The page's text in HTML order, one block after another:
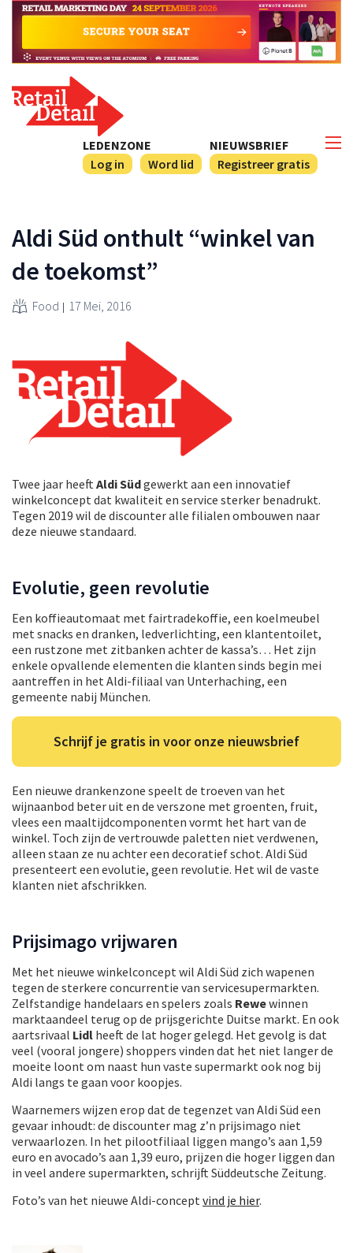
NIEUWSBRIEF
Registreer gratis
LEDENZONE
Log in
Word lid
Aldi Süd onthult “winkel van
de toekomst”
Food 17 Mei, 2016
Twee jaar heeft Aldi Südgewerkt aan een innovatief
winkelconcept dat kwaliteit en service sterker benadrukt.
Tegen 2019 wil de discounter alle filialen ombouwen naar
deze nieuwe standaard.
Evolutie, geen revolutie
Een koffieautomaat met fairtradekoffie, een koelmeubel
met snacks en dranken, ledverlichting, een klantentoilet,
een rustzone met zitbanken achter de kassa’s… Het zijn
enkele opvallende elementen die klanten sinds begin mei
aantreffen in het Aldi-filiaal van Unterhaching, een
gemeente nabij München.
Schrijf je gratis in voor onze nieuwsbrief
Een nieuwe drankenzone speelt de troeven van het
wijnaanbod beter uit en de verszone met groenten, fruit,
vlees een maaltijdcomponenten vormt het hart van de
winkel. Toch zijn de vertrouwde paletten niet verdwenen,
alleen staan ze nu achter een decoratief schot. Aldi Süd
presenteert een evolutie, geen revolutie. Het wil de vaste
klanten niet afschrikken.
Prijsimago vrijwaren
Met het nieuwe winkelconcept wil Aldi Süd zich wapenen
tegen de sterkere concurrentie van servicesupermarkten.
Zelfstandige handelaars en spelers zoals Rewewinnen
marktaandeel terug op de prijsgerichte Duitse markt. En ook
aartsrivaal Lidl heeft de lat hoger gelegd. Het gevolg is dat
veel (vooral jongere) shoppers vinden dat het niet langer de
moeite loont om naast hun vaste supermarkt ook nog bij
Aldi langs te gaan voor koopjes.
Waarnemers wijzen erop dat de tegenzet van Aldi Süd een
gevaar inhoudt: de discounter mag z’n prijsimago niet
verwaarlozen. In het pilootfiliaal liggen mango’s aan 1,59
euro en avocado’s aan 1,39 euro, prijzen die hoger liggen dan
in veel andere supermarkten, schrijft Süddeutsche Zeitung.
Foto’s van het nieuwe Aldi-concept vind je hier.